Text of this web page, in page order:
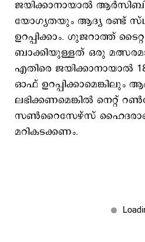
ജയിക്കാനായാല്‍
യോഗ്യതയും ആദ്യ രണ്ട്
ഉറപ്പിക്കാം. ഗുജറാത്ത്
ബാക്കിയുള്ളത് ഒരു
എതിരെ ജയിക്കാനായാല്‍
ഓഫ് ഉറപ്പിക്കാമെങ്കിലും
ലഭിക്കണമെങ്കില്‍ നെറ്റ്
സണ്‍റൈസേഴ്സ്
മറികടക്കണം.